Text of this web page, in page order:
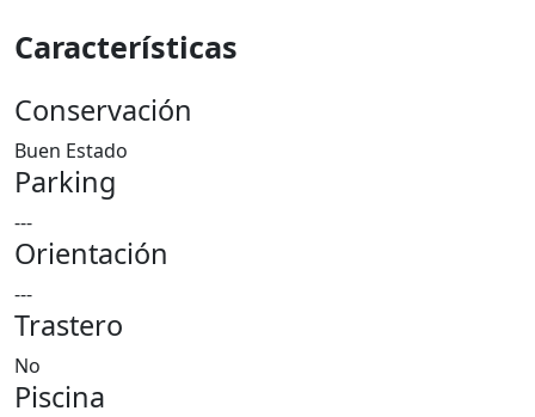
Características
Conservación
Buen Estado
Parking
---
Orientación
---
Trastero
No
Piscina